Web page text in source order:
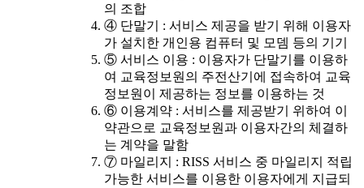
의 조합
④ 단말기 : 서비스 제공을 받기 위해 이용자
가 설치한 개인용 컴퓨터 및 모뎀 등의 기기
⑤ 서비스 이용 : 이용자가 단말기를 이용하
여 교육정보원의 주전산기에 접속하여 교육
정보원이 제공하는 정보를 이용하는 것
⑥ 이용계약 : 서비스를 제공받기 위하여 이
약관으로 교육정보원과 이용자간의 체결하
는 계약을 말함
⑦ 마일리지 : RISS 서비스 중 마일리지 적립
가능한 서비스를 이용한 이용자에게 지급되